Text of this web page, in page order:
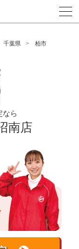
タン*/
千葉県
柏市
なら
南店